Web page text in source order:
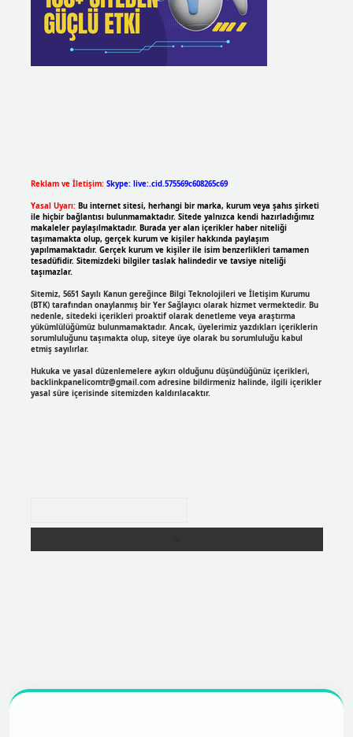
Reklam ve İletişim: Skype: live:.cid.575569c608265c69
Yasal Uyarı: Bu internet sitesi, herhangi bir marka, kurum veya şahıs şirketi
ile hiçbir bağlantısı bulunmamaktadır. Sitede yalnızca kendi hazırladığımız
makaleler paylaşılmaktadır. Burada yer alan içerikler haber niteliği
taşımamakta olup, gerçek kurum ve kişiler hakkında paylaşım
yapılmamaktadır. Gerçek kurum ve kişiler ile isim benzerlikleri tamamen
tesadüfidir. Sitemizdeki bilgiler taslak halindedir ve tavsiye niteliği
taşımazlar.
Sitemiz, 5651 Sayılı Kanun gereğince Bilgi Teknolojileri ve İletişim Kurumu
(BTK) tarafından onaylanmış bir Yer Sağlayıcı olarak hizmet vermektedir. Bu
nedenle, sitedeki içerikleri proaktif olarak denetleme veya araştırma
yükümlülüğümüz bulunmamaktadır. Ancak, üyelerimiz yazdıkları içeriklerin
sorumluluğunu taşımakta olup, siteye üye olarak bu sorumluluğu kabul
etmiş sayılırlar.
Hukuka ve yasal düzenlemelere aykırı olduğunu düşündüğünüz içerikleri,
backlinkpanelicomtr@gmail.comadresine bildirmeniz halinde, ilgili içerikler
yasal süre içerisinde sitemizden kaldırılacaktır.